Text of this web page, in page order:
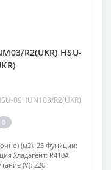
R2(UKR) HSU-
09HUN103/R2(UKR)
0
(м2): 25 Функции:
Хладагент: R410А
(V): 220